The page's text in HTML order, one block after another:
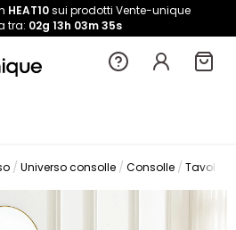
HEAT10sui prodotti Vente-unique
tra: 02g 13h 03m 34s
Universo consolle Consolle Tavolo